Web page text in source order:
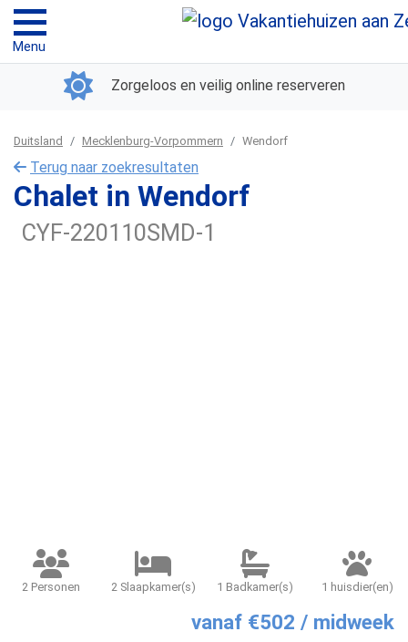
Menu
Zorgeloos en veilig online reserveren
Duitsland Mecklenburg-Vorpommern Wendorf
Terug naar zoekresultaten
Chalet in Wendorf
CYF-220110SMD-1
2 Personen 2 Slaapkamer(s) 1 Badkamer(s) 1 huisdier(en)
vanaf €502 / midweek